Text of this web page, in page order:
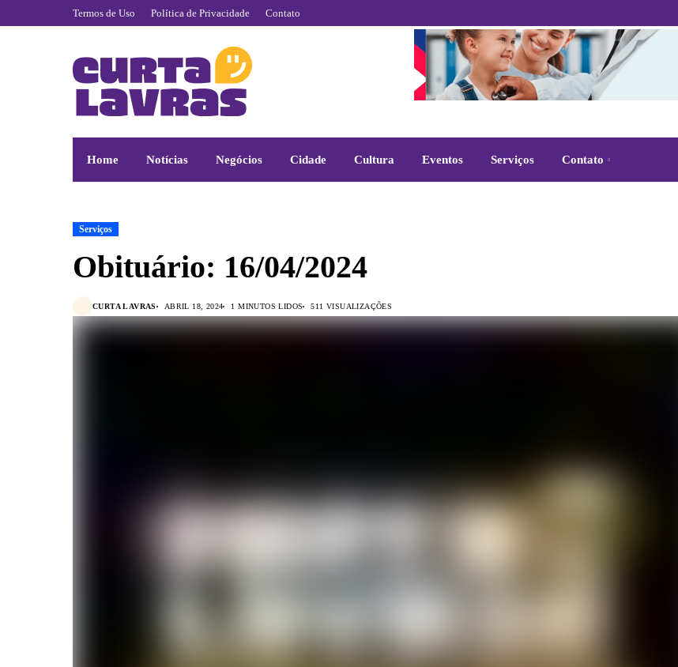
Termos de Uso Política de Privacidade Contato
Home Notícias Negócios Cidade Cultura Eventos Serviços Contato
Serviços
Obituário: 16/04/2024
CURTA LAVRAS ABRIL 18, 2024 1 MINUTOS LIDOS 511 VISUALIZAÇÕES